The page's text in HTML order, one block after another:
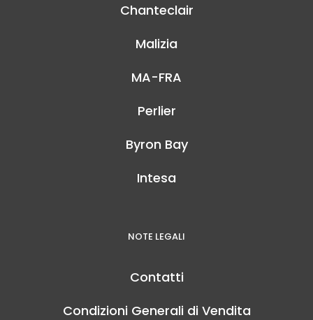
Chanteclair
Malizia
MA-FRA
Perlier
Byron Bay
Intesa
NOTE LEGALI
Contatti
Condizioni Generali di Vendita